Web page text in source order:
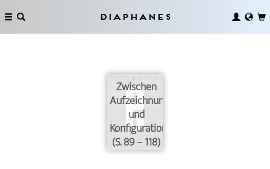
Diaphanes
Zwischen
Aufzeichnung
und
Konfiguration
(S. 89 – 118)